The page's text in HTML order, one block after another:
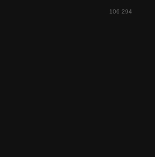
106 294